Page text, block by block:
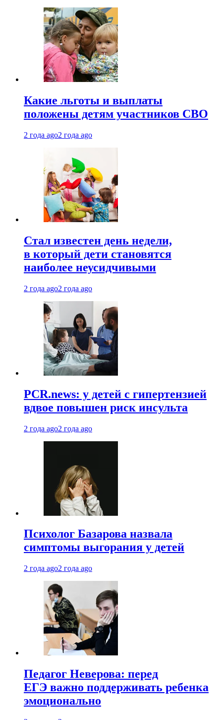
Какие льготы и выплаты
положены детям участников СВО
2 года ago2 года ago
Стал известен день недели,
в который дети становятся
наиболее неусидчивыми
2 года ago2 года ago
PCR.news: у детей с гипертензией
вдвое повышен риск инсульта
2 года ago2 года ago
Психолог Базарова назвала
симптомы выгорания у детей
2 года ago2 года ago
Педагог Неверова: перед
ЕГЭ важно поддерживать ребенка
эмоционально